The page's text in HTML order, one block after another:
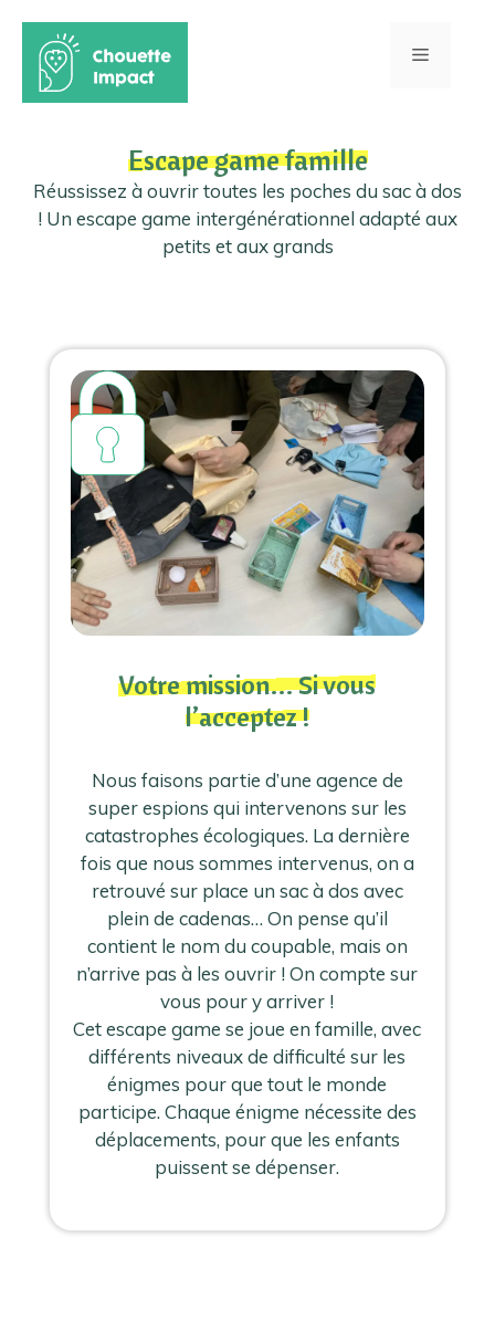
contenu
Menu
Escape game famille
Réussissez à ouvrir toutes les poches du sac à dos
! Un escape game intergénérationnel adapté aux
petits et aux grands
Votre mission… Si vous
l’acceptez !
Nous faisons partie d’une agence de
super espions qui intervenons sur les
catastrophes écologiques. La dernière
fois que nous sommes intervenus, on a
retrouvé sur place un sac à dos avec
plein de cadenas… On pense qu’il
contient le nom du coupable, mais on
n’arrive pas à les ouvrir ! On compte sur
vous pour y arriver !
Cet escape game se joue en famille, avec
différents niveaux de difficulté sur les
énigmes pour que tout le monde
participe. Chaque énigme nécessite des
déplacements, pour que les enfants
puissent se dépenser.